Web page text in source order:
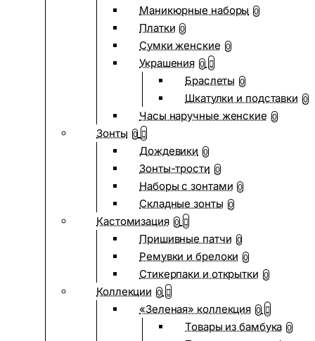
Маникюрные наборы 0
Платки 0
Сумки женские 0
Украшения 0
Браслеты 0
Шкатулки и подставки 0
Часы наручные женские 0
Зонты 0
Дождевики 0
Зонты-трости 0
Наборы с зонтами 0
Складные зонты 0
Кастомизация 0
Пришивные патчи 0
Ремувки и брелоки 0
Стикерпаки и открытки 0
Коллекции 0
«Зеленая» коллекция 0
Товары из бамбука 0